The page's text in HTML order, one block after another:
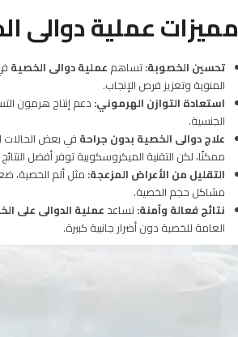
مميزات عملية دوالى
تحسين الخصوبة:تساهم عملية دوالى الخصية
المنوية وتعزيز فرص الإنجاب.
استعادة التوازن الهرموني: دعم إنتاج هرمون
الجنسية.
علاج دوالى الخصية بدون جراحة في بعض الحالات
ممكنًا، لكن التقنية الميكروسكوبية توفر أفضل
التقليل من الأعراض المزعجة: مثل ألم الخصية،
مشاكل حجم الخصية.
نتائج فعالة وآمنة:تساعد عملية الدوالى على
العامة للخصية دون أضرار جانبية كبيرة.